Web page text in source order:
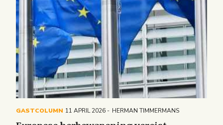
GASTCOLUMN 11 APRIL 2026 HERMAN TIMMERMANS